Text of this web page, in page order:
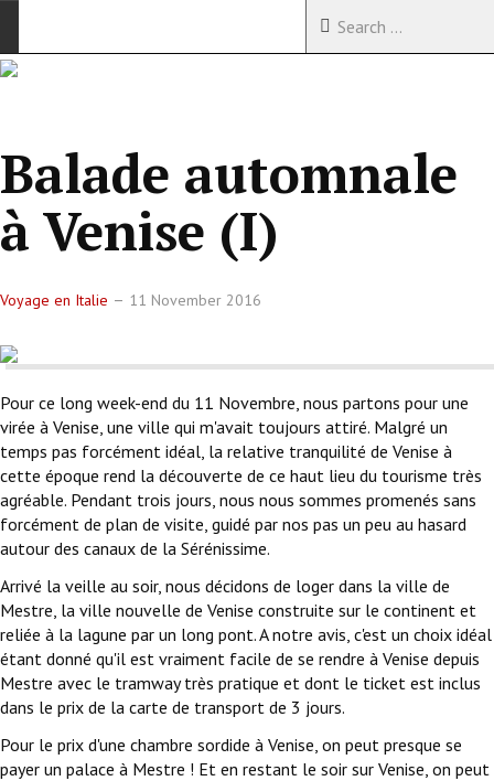
ACCUEIL
VOYAGES EN ASIE
VOYAGES DANS LE MONDE
Balade automnale
à Venise (I)
Voyage en Italie 11 November 2016
Pour ce long week-end du 11 Novembre, nous partons pour une
virée à Venise, une ville qui m'avait toujours attiré. Malgré un
temps pas forcément idéal, la relative tranquilité de Venise à
cette époque rend la découverte de ce haut lieu du tourisme très
agréable. Pendant trois jours, nous nous sommes promenés sans
forcément de plan de visite, guidé par nos pas un peu au hasard
autour des canaux de la Sérénissime.
Arrivé la veille au soir, nous décidons de loger dans la ville de
Mestre, la ville nouvelle de Venise construite sur le continent et
reliée à la lagune par un long pont. A notre avis, c'est un choix idéal
étant donné qu'il est vraiment facile de se rendre à Venise depuis
Mestre avec le tramway très pratique et dont le ticket est inclus
dans le prix de la carte de transport de 3 jours.
Pour le prix d'une chambre sordide à Venise, on peut presque se
payer un palace à Mestre ! Et en restant le soir sur Venise, on peut